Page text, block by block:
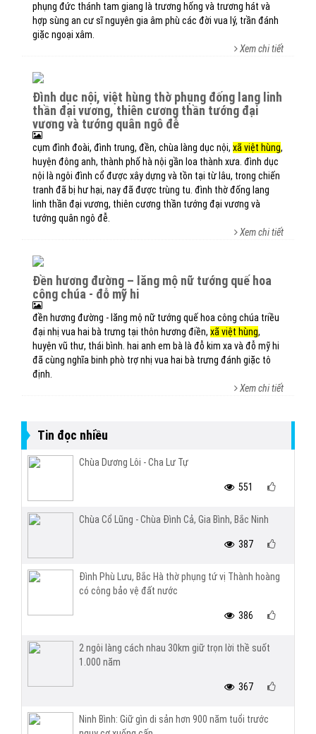
phụng đức thánh tam giang là trương hống và trương hát và
hợp sùng an cư sĩ nguyên gia âm phù các đời vua lý, trần đánh
giặc ngoại xâm.
Xem chi tiết
đình dục nội, việt hùng thờ phụng đống lang linh
thần đại vương, thiên cương thần tướng đại
vương và tướng quân ngô đễ
cụm đình đoài, đình trung, đền, chùa làng dục nội, xã việt hùng,
huyện đông anh, thành phố hà nội gần loa thành xưa. đình dục
nội là ngôi đình cổ được xây dựng và tồn tại từ lâu, trong chiến
tranh đã bị hư hại, nay đã được trùng tu. đình thờ đống lang
linh thần đại vương, thiên cương thần tướng đại vương và
tướng quân ngô đễ.
Xem chi tiết
đền hương đường – lăng mộ nữ tướng quế hoa
công chúa - đỗ mỹ hi
đền hương đường - lăng mộ nữ tướng quế hoa công chúa triều
đại nhị vua hai bà trưng tại thôn hương điền, xã việt hùng,
huyện vũ thư, thái bình. hai anh em bà là đỗ kim xa và đỗ mỹ hi
đã cùng nghĩa binh phò trợ nhị vua hai bà trưng đánh giặc tô
định.
Xem chi tiết
Tin đọc nhiều
Chùa Dương Lôi - Cha Lư Tự
551
Chùa Cổ Lũng - Chùa Đình Cả, Gia Bình, Bắc Ninh
387
Đình Phù Lưu, Bắc Hà thờ phụng tứ vị Thành hoàng
có công bảo vệ đất nước
386
2 ngôi làng cách nhau 30km giữ trọn lời thề suốt
1.000 năm
367
Ninh Bình: Giữ gìn di sản hơn 900 năm tuổi trước